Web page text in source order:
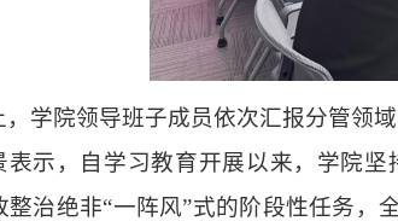
，学院领导班子成员依次汇报分管领
表示 ，自学习教育开展以来，学院
整治绝非“一阵风”式的阶段性任务，